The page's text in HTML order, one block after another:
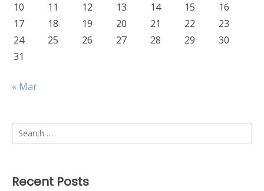
10
11 12 13 14 15
16
17
18 19 20 21 22
23
24
25 26 27 28 29
30
31
« Mar
Search
for:
Recent Posts